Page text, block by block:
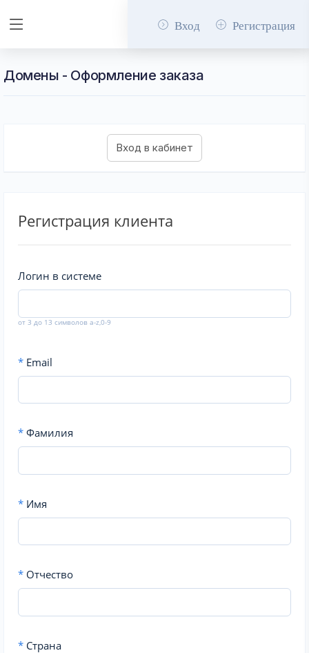
Вход Регистрация
Домены - Оформление заказа
Регистрация клиента
Логин в системе
от 3 до 13 символов a-z,0-9
* Email
* Фамилия
* Имя
* Отчество
* Страна